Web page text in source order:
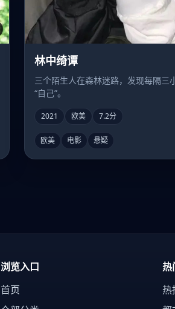
林中绮谭
三个陌生人在森林迷路，发现每隔三
“自己”。
2021 欧美 7.2分
欧美 电影 悬疑
浏览入口
首页
热
热